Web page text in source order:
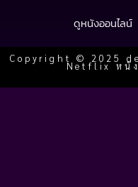
ดูหนังออนไลน์
Copyright © 2025
Netflix หนั